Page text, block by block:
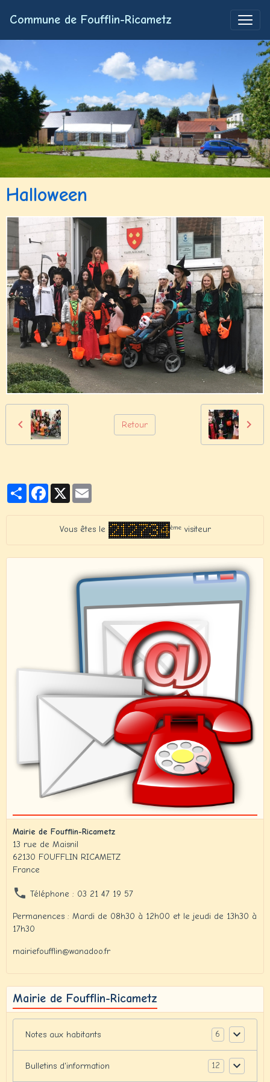
Commune de Foufflin-Ricametz
Halloween
Retour
PartagerFacebook
X
Vous êtes le èmevisiteur
Mairie de Foufflin-Ricametz
13 rue de Maisnil
62130 FOUFFLIN RICAMETZ
France
Téléphone : 03 21 47 19 57
Permanences : Mardi de 08h30 à 12h00 et le jeudi de 13h30 à
17h30
mairiefoufflin@wanadoo.fr
Mairie de Foufflin-Ricametz
Notes aux habitants 6
Bulletins d'information 12